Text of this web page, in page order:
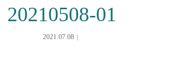
20210508-01
2021.07.08